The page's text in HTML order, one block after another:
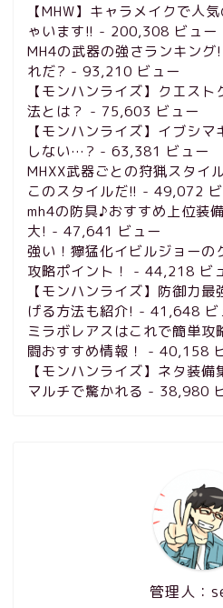
【MHW】キャラメイクで人
ゃいます!! - 200,308 ビュー
MH4の武器の強さランキン
れだ? - 93,210 ビュー
【モンハンライズ】クエス
法とは？ - 75,603 ビュー
【モンハンライズ】イブシ
しない…? - 63,381 ビュー
MHXX武器ごとの狩猟スタイ
このスタイルだ!! - 49,072
mh4の防具♪おすすめ上位装
大! - 47,641 ビュー
強い！獰猛化イビルジョーの
攻略ポイント！
- 44,218 ビ
【モンハンライズ】防御力
げる方法も紹介! - 41,648 ビ
ミラボレアスはこれで簡単攻
闘おすすめ情報！
- 40,158
【モンハンライズ】ネタ装
マルチで驚かれる - 38,980
管理人：